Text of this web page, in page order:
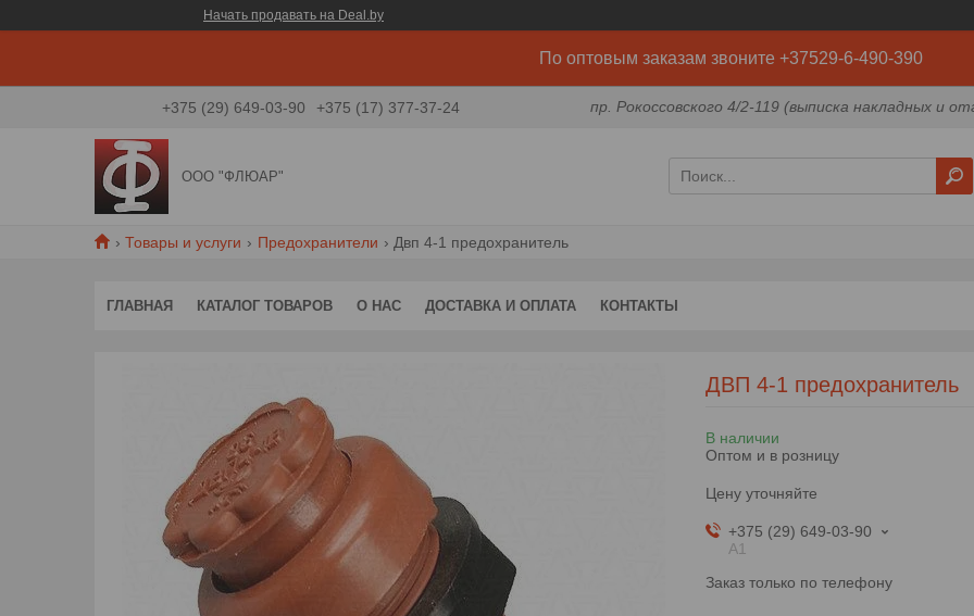
Начать продавать на Deal.by
По оптовым заказам звоните +37529-6-490-390
+375 (29) 649-03-90 +375 (17) 377-37-24 пр. Рокоссовского 4/2-119 (выписка накладных и
ООО "ФЛЮАР"
Товары и услуги Предохранители Двп 4-1 предохранитель
ГЛАВНАЯ КАТАЛОГ ТОВАРОВ О НАС ДОСТАВКА И ОПЛАТА КОНТАКТЫ
ДВП 4-1 предохранитель
В наличии
Оптом и в розницу
Цену уточняйте
+375 (29) 649-03-90
A1
Заказ только по телефону